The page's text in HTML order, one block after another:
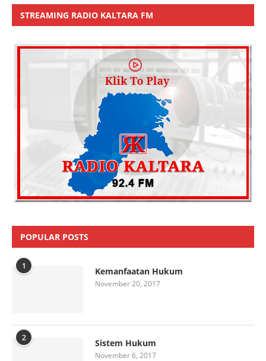
STREAMING RADIO KALTARA FM
POPULAR POSTS
1 Kemanfaatan Hukum
November 20, 2017
2 Sistem Hukum
November 6, 2017